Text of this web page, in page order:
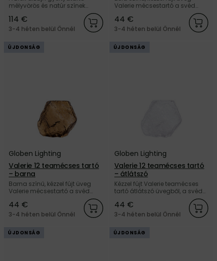
mélyvörös és natúr színek
kombinációjában, márványból
és travertinből a dán Normann
Copenhagen márkától.
114 €
3-4 héten belül Önnél
Valerie mécsestartó a svéd
44 €
3-4 héten belül Önnél
ÚJDONSÁG
Globen Lighting
Valerie 12 teamécses tartó
– barna
Barna színű, kézzel fújt üveg
Valerie mécsestartó a svéd
44 €
3-4 héten belül Önnél
ÚJDONSÁG
Globen Lighting
Valerie 12 teamécses tartó
– átlátszó
Kézzel fújt Valerie teamécses
tartó átlátszó üvegből, a svéd
44 €
3-4 héten belül Önnél
ÚJDONSÁG ÚJDONSÁG